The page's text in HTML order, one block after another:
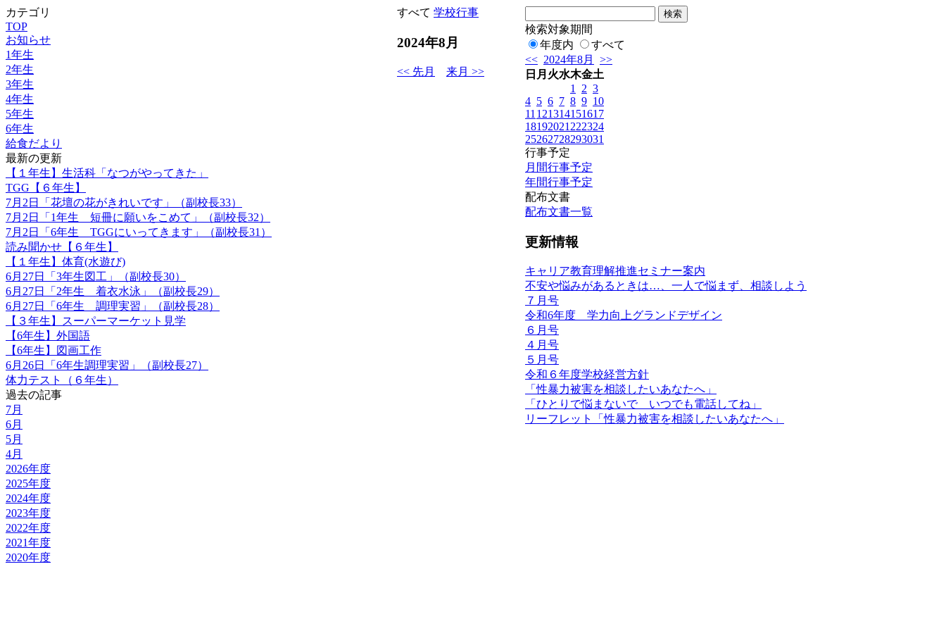
カテゴリ
TOP
お知らせ
1年生
2年生
3年生
4年生
5年生
6年生
給食だより
最新の更新
【１年生】生活科「なつがやってきた」
TGG【６年生】
7月2日「花壇の花がきれいです」（副校長33）
7月2日「1年生 短冊に願いをこめて」（副校長32）
7月2日「6年生 TGGにいってきます」（副校長31）
読み聞かせ【６年生】
【１年生】体育(水遊び)
6月27日「3年生図工」（副校長30）
6月27日「2年生 着衣水泳」（副校長29）
6月27日「6年生 調理実習」（副校長28）
【３年生】スーパーマーケット見学
【6年生】外国語
【6年生】図画工作
6月26日「6年生調理実習」（副校長27）
体力テスト（６年生）
過去の記事
7月
6月
5月
4月
2026年度
2025年度
2024年度
2023年度
2022年度
2021年度
2020年度
すべて 学校行事
2024年8月
<< 先月 来月 >>
検索対象期間
年度内
すべて
<< 2024年8月
>>
日 月 火水木金土
1
2 3
4 5 6 7 8 9 10
11 121314151617
18192021 222324
25262728293031
行事予定
月間行事予定
年間行事予定
配布文書
配布文書一覧
更新情報
キャリア教育理解推進セミナー案内
不安や悩みがあるときは…、一人で悩まず、相談しよう
７月号
令和6年度 学力向上グランドデザイン
６月号
４月号
５月号
令和６年度学校経営方針
「性暴力被害を相談したいあなたへ」
「ひとりで悩まないで いつでも電話してね」
リーフレット「性暴力被害を相談したいあなたへ」